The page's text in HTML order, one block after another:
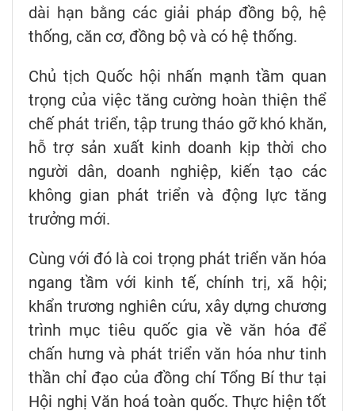
dài hạn bằng các giải pháp đồng bộ, hệ
thống, căn cơ, đồng bộ và có hệ thống.
Chủ tịch Quốc hội nhấn mạnh tầm quan
trọng của việc tăng cường hoàn thiện thể
chế phát triển, tập trung tháo gỡ khó khăn,
hỗ trợ sản xuất kinh doanh kịp thời cho
người dân, doanh nghiệp, kiến tạo các
không gian phát triển và động lực tăng
trưởng mới.
Cùng với đó là coi trọng phát triển văn hóa
ngang tầm với kinh tế, chính trị, xã hội;
khẩn trương nghiên cứu, xây dựng chương
trình mục tiêu quốc gia về văn hóa để
chấn hưng và phát triển văn hóa như tinh
thần chỉ đạo của đồng chí Tổng Bí thư tại
Hội nghị Văn hoá toàn quốc. Thực hiện tốt